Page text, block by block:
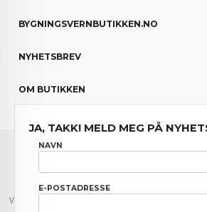
BYGNINGSVERNBUTIKKEN.NO
NYHETSBREV
OM BUTIKKEN
FRAKT
Vår nettbutikk bruker cookies slik at du får en bedre
JA, TAKK! MELD MEG PÅ
NAVN
E-POSTADRESSE